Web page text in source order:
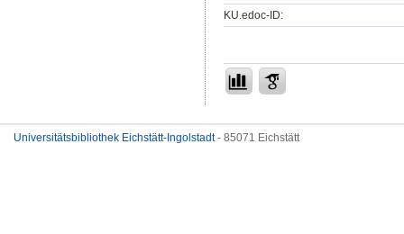
KU.edoc-ID:
Universitätsbibliothek Eichstätt-Ingolstadt- 85071 Eichstätt